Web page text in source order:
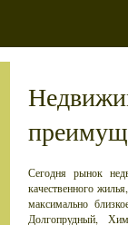
Сегодня рынок
качественного
максимально
Долгопрудный,